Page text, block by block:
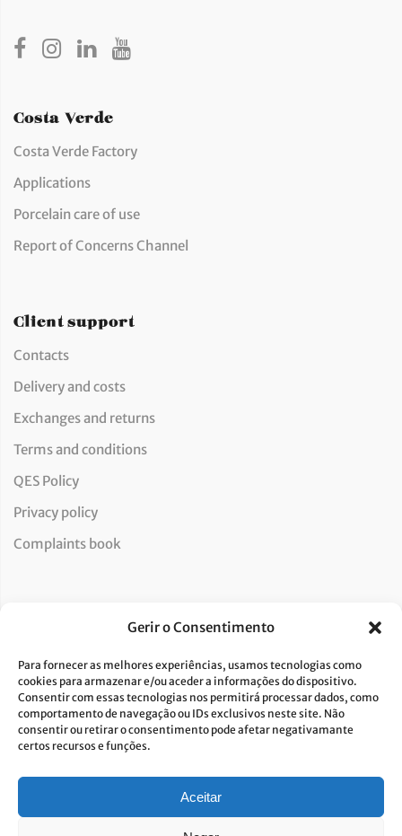
Gerir o Consentimento
Para fornecer as melhores experiências, usamos tecnologias como
cookies para armazenar e/ou aceder a informações do dispositivo.
Consentir com essas tecnologias nos permitirá processar dados, como
comportamento de navegação ou IDs exclusivos neste site. Não
consentir ou retirar o consentimento pode afetar negativamante
certos recursos e funções.
Aceitar
Costa Verde
Costa Verde Factory
Applications
Porcelain care of use
Report of Concerns Channel
Client support
Contacts
Delivery and costs
Exchanges and returns
Terms and conditions
QES Policy
Privacy policy
Complaints book
I consent to the processing of data and accept the privacy
policy.*
Costa Verde is committed to the implementation of the GDPR. To
more about our Privacy Policy.